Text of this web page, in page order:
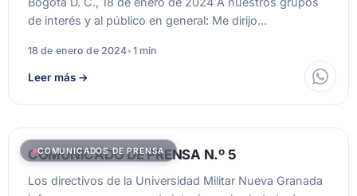
de interés y al público en general: Me dirijo…
18 de enero de 2024• 1 min
Leer más →
COMUNICADOS DE PRENSA
COMUNICADO DE PRENSA N.º 5
Los directivos de la Universidad Militar Nueva Granada